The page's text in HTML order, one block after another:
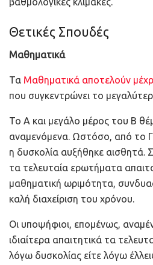
Θετικές Σπουδές
Μαθηματικά
Τα Μαθηματικά αποτελούν
που συγκεντρώνει το
Το Α και μεγάλο μέρος του Β
αναμενόμενα. Ωστόσο, από το
η δυσκολία αυξήθηκε
τα τελευταία ερωτήματα
μαθηματική ωριμότητα,
καλή διαχείριση του χρόνου.
Οι υποψήφιοι, επομένως,
ιδιαίτερα απαιτητικά τα
λόγω δυσκολίας είτε λόγω